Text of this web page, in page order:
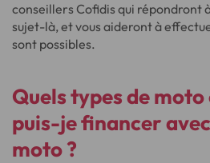
conseillers Cofidis qui répondront
sujet-là, et vous aideront à
sont possibles.
Quels types de
puis-je financer
moto ?